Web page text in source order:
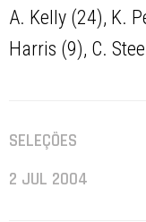
A. Kelly (24), K.
Harris (9), C.
SELEÇÕES
2 JUL 2004